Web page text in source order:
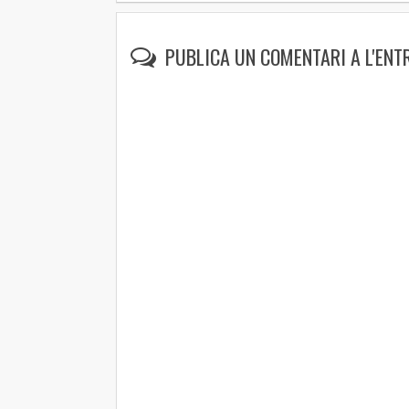
PUBLICA UN COMENTARI A